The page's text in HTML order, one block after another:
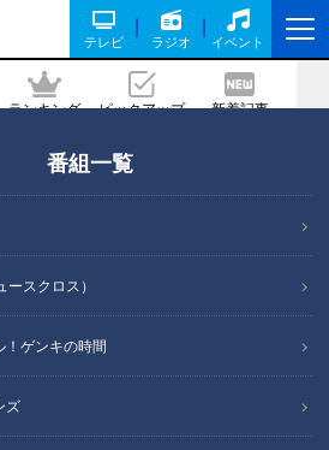
テレビ ラジオ イベント
ランキング ピックアップ 新着記事
番組一覧
スクロス）
！ゲンキの時間
ズ